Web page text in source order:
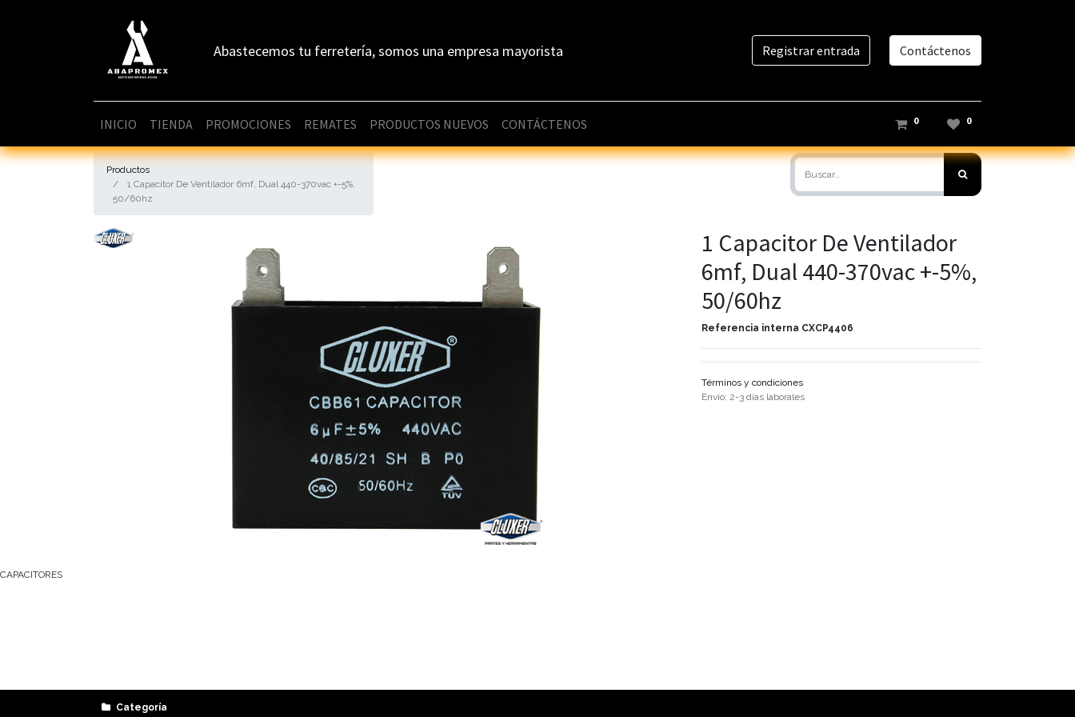
Abastecemos tu ferretería, somos una empresa mayorista Registrar entrada Contáctenos
INICIO TIENDA PROMOCIONES REMATES PRODUCTOS NUEVOS CONTÁCTENOS 0 0
Productos
1 Capacitor De Ventilador 6mf, Dual 440-370vac +-5%,
50/60hz
1 Capacitor De Ventilador
6mf, Dual 440-370vac +-5%,
50/60hz
Referencia interna CXCP4406
Términos y condiciones
Envío: 2-3 días laborales
CAPACITORES
Categoría